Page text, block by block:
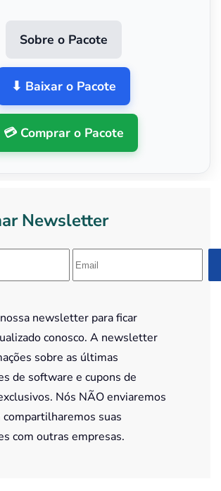
Sobre o Pacote
⬇ Baixar o Pacote
💳 Comprar o Pacote
Newsletter
newsletter para ficar
conosco. A newsletter
sobre as últimas
de software e cupons de
Nós NÃO enviaremos
compartilharemos suas
com outras empresas.